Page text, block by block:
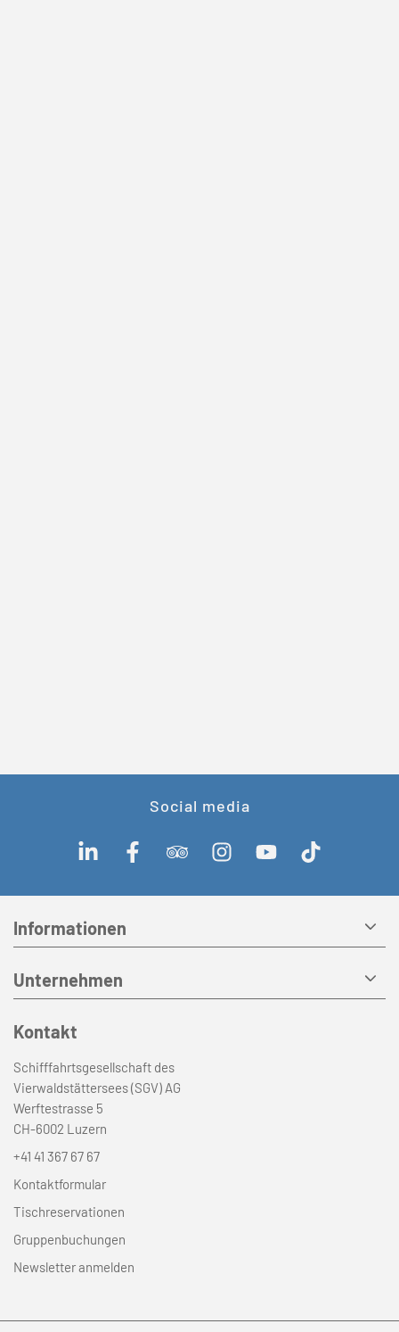
Social media
Informationen
Unternehmen
Kontakt
Schifffahrtsgesellschaft des
Vierwaldstättersees (SGV) AG
Werftestrasse 5
CH-6002 Luzern
+41 41 367 67 67
Kontaktformular
Tischreservationen
Gruppenbuchungen
Newsletter anmelden